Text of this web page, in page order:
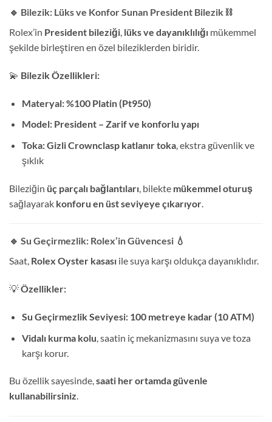
🔹 Bilezik: Lüks ve Konfor Sunan President Bilezik ⛓️
Rolex’in President bileziği, lüks ve dayanıklılığı mükemmel
şekilde birleştiren en özel bileziklerden biridir.
💫 Bilezik Özellikleri:
Materyal:%100 Platin (Pt950)
Model: President – Zarif ve konforlu yapı
Toka:Gizli Crownclasp katlanır toka, ekstra güvenlik ve
şıklık
Bileziğin üç parçalı bağlantıları , bilekte mükemmel oturuş
sağlayarak konforu en üst seviyeye çıkarıyor
🔹 Su Geçirmezlik: Rolex’in Güvencesi 💧
Saat, Rolex Oyster kasası ile suya karşı oldukça dayanıklıdır.
💡Özellikler:
Su Geçirmezlik Seviyesi: 100 metreye kadar (10 ATM)
Vidalı kurma kolu , saatin iç mekanizmasını suya ve toza
karşı korur.
Bu özellik sayesinde,saati her ortamda güvenle
kullanabilirsiniz.